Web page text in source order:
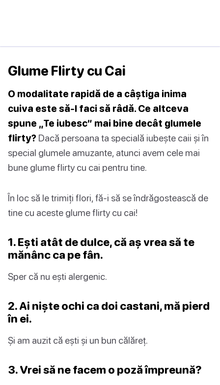
Glume Flirty cu Cai
O modalitate rapidă de a câștiga inima
cuiva este să-l faci să râdă. Ce altceva
spune „Te iubesc” mai bine decât glumele
flirty? Dacă persoana ta specială iubește caii și în
special glumele amuzante, atunci avem cele mai
bune glume flirty cu cai pentru tine.
În loc să le trimiți flori, fă-i să se îndrăgostească de
tine cu aceste glume flirty cu cai!
1. Ești atât de dulce, că aș vrea să te
mănânc ca pe fân.
Sper că nu ești alergenic.
2. Ai niște ochi ca doi castani, mă pierd
în ei.
Și am auzit că ești și un bun călăreț.
3. Vrei să ne facem o poză împreună?